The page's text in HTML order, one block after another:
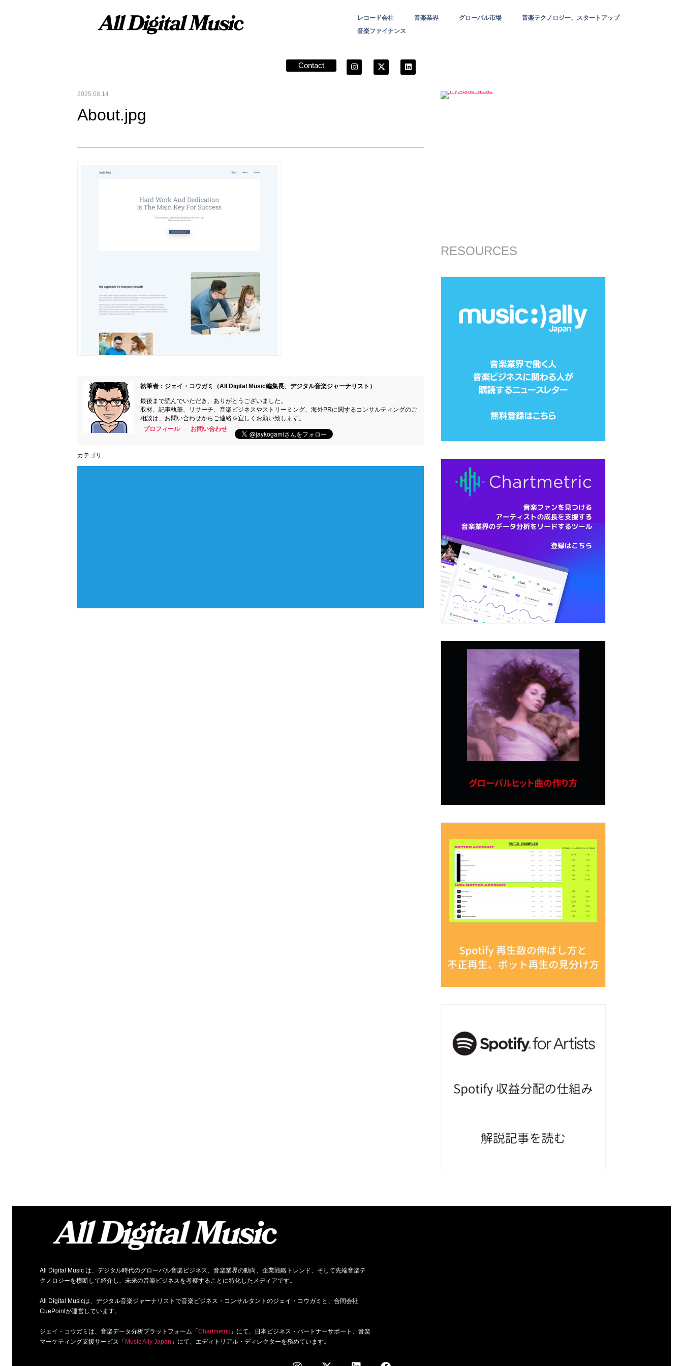
レコード会社 音楽業界 グローバル市場
音楽テクノロジー、スタートアップ
音楽ファイナンス
Contact
2025.08.14
About.jpg
執筆者：ジェイ・コウガミ（All Digital Music編集長、デジタル音楽ジャーナリスト）
最後まで読んでいただき、ありがとうございました。
取材、記事執筆、リサーチ、音楽ビジネスやストリーミング、海外PRに関するコンサルティングのご
相談は、お問い合わせからご連絡を宜しくお願い致します。
プロフィール
お問い合わせ
カテゴリ :
RESOURCES
All Digital Music は、デジタル時代のグローバル音楽ビジネス、音楽業界の動向、企業戦略トレンド、そして先端音楽テ
クノロジーを横断して紹介し、未来の音楽ビジネスを考察することに特化したメディアです。
All Digital Musicは、デジタル音楽ジャーナリストで音楽ビジネス・コンサルタントのジェイ・コウガミと、合同会社
CuePointが運営しています。
ジェイ・コウガミは、音楽データ分析プラットフォーム「Chartmetric」にて、日本ビジネス・パートナーサポート、音楽
マーケティング支援サービス「Music Ally Japan 」にて、エディトリアル・ディレクターを務めています。